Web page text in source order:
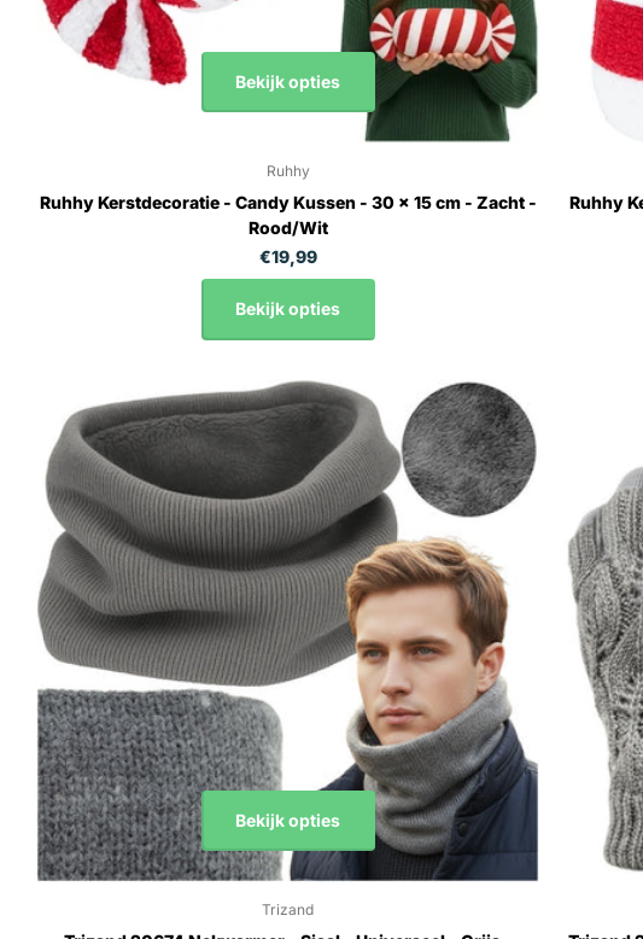
Bekijk opties
Ruhhy
Ruhhy Kerstdecoratie - Candy Kussen - 30 x 15 cm - Zacht -
Rood/Wit
€19,99
Bekijk opties
Ruhhy
Bekijk opties
Trizand